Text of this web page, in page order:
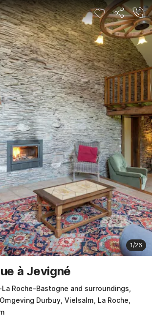
1/26
à Jevigné
Roche-Bastogne and surroundings,
Durbuy, Vielsalm, La Roche,